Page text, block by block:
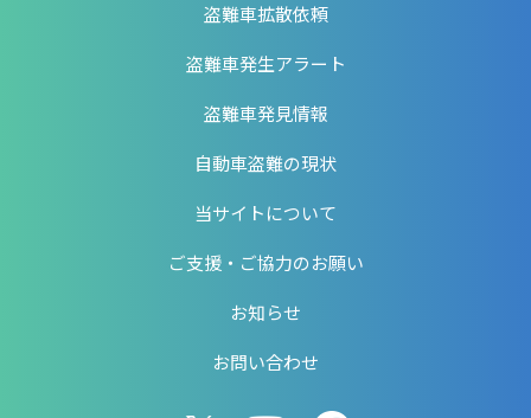
盗難車拡散依頼
盗難車発生アラート
盗難車発見情報
自動車盗難の現状
当サイトについて
ご支援・ご協力のお願い
お知らせ
お問い合わせ